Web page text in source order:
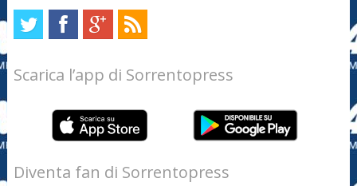
Scarica l’app di Sorrentopress
Diventa fan di Sorrentopress